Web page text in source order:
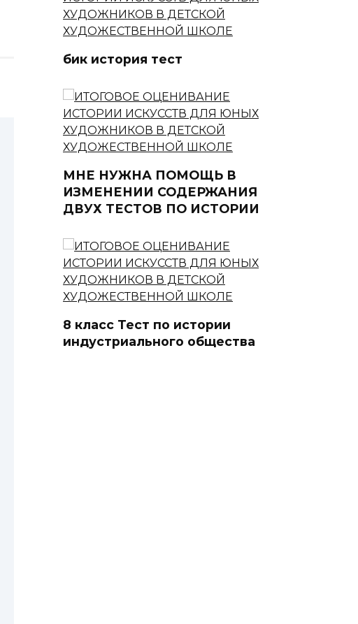
бик история тест
МНЕ НУЖНА ПОМОЩЬ В
ИЗМЕНЕНИИ СОДЕРЖАНИЯ
ДВУХ ТЕСТОВ ПО ИСТОРИИ
8 класс Тест по истории
индустриального общества